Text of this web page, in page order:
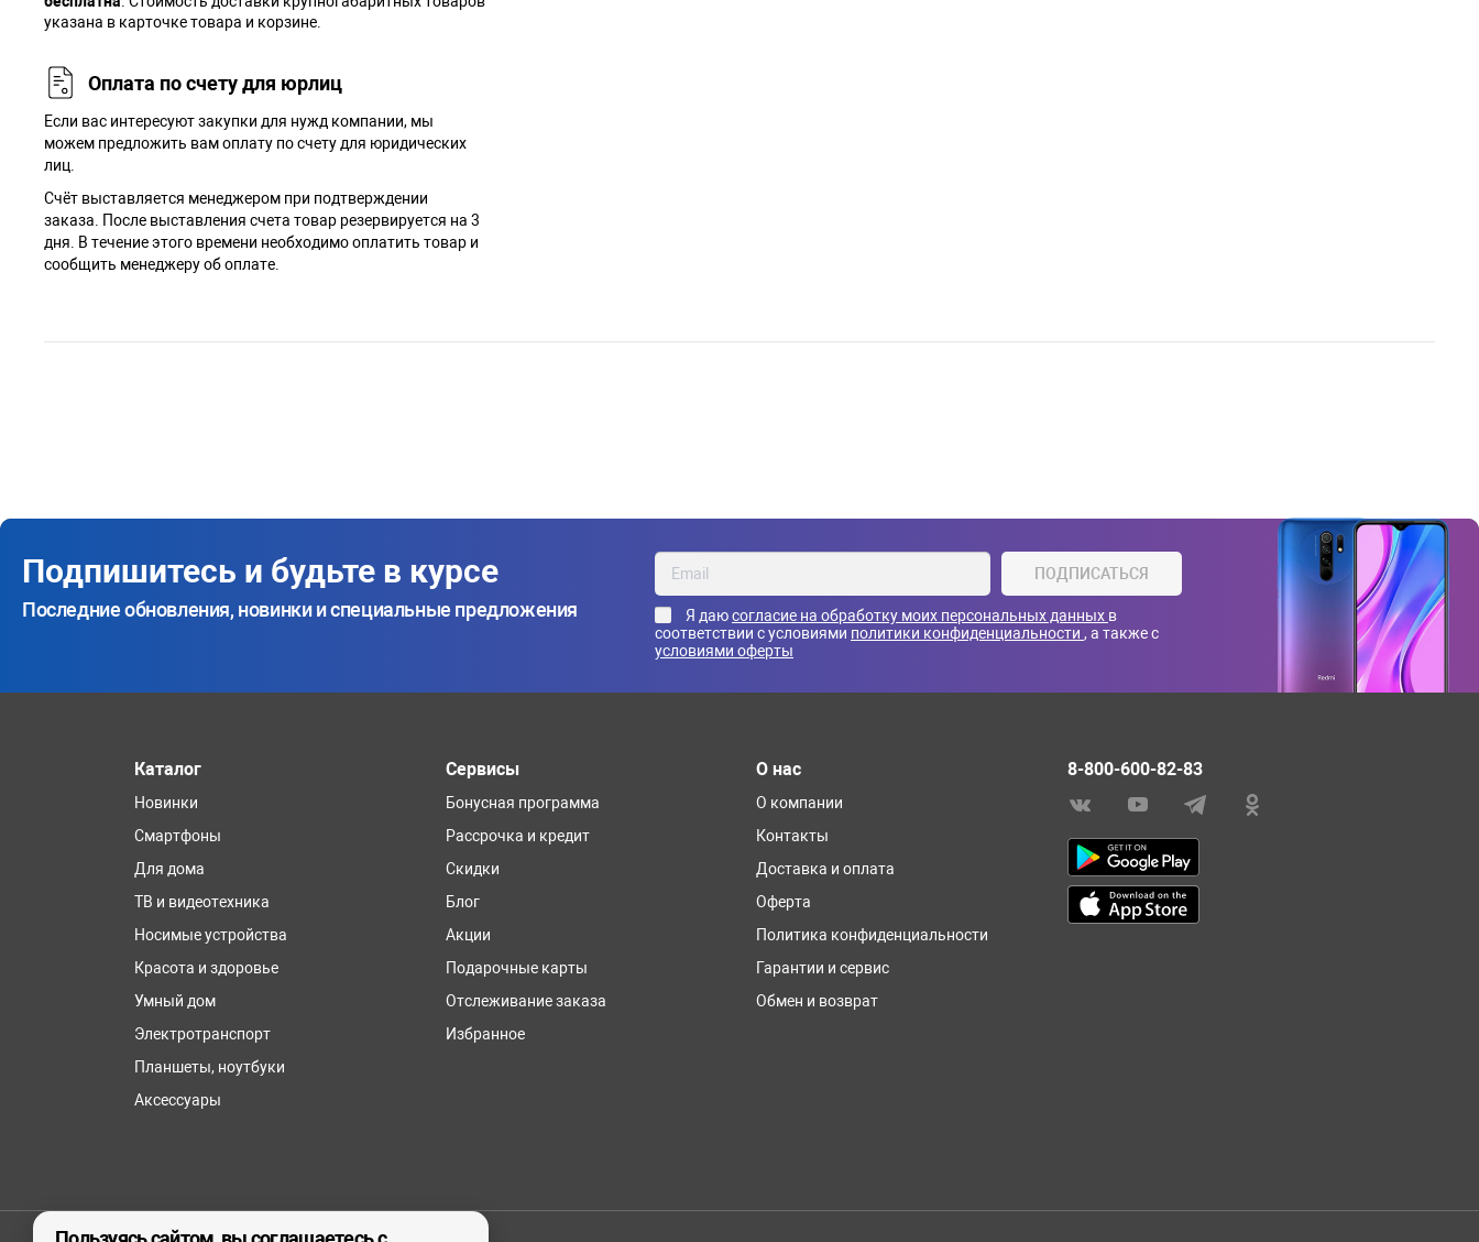
указана в карточке товара и корзине.
Оплата по счету для юрлиц
Если вас интересуют закупки для нужд компании, мы
можем предложить вам оплату по счету для юридических
лиц.
Счёт выставляется менеджером при подтверждении
заказа. После выставления счета товар резервируется на 3
дня. В течение этого времени необходимо оплатить товар и
сообщить менеджеру об оплате.
Подпишитесь и будьте в курсе
Последние обновления, новинки и специальные предложения
ПОДПИСАТЬСЯ
Я даюсогласие на обработку моих персональных данных в
соответствии с условиями политики конфиденциальности , а также с
условиями оферты
Каталог
Новинки
Смартфоны
Для дома
ТВ и видеотехника
Носимые устройства
Красота и здоровье
Умный дом
Электротранспорт
Планшеты, ноутбуки
Аксессуары
Сервисы
Бонусная программа
Рассрочка и кредит
Скидки
Блог
Акции
Подарочные карты
Отслеживание заказа
Избранное
О нас
О компании
Контакты
Доставка и оплата
Оферта
Политика конфиденциальности
Гарантии и сервис
Обмен и возврат
8-800-600-82-83